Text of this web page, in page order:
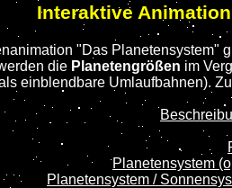
Interaktive
"Das Planetensystem"
die Planetengrößen im
einblendbare Umlaufbahnen).
Planetensystem
Planetensystem /